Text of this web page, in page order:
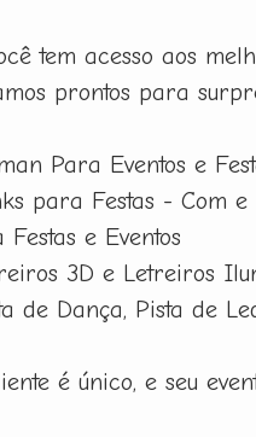
tem acesso aos
prontos para
Para Eventos e
para Festas - Com e
e Eventos
3D e Letreiros
de Dança, Pista de
é único, e seu